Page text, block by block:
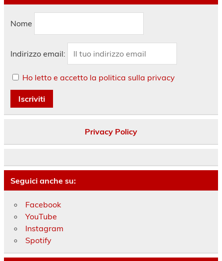
Nome
Indirizzo email:
Ho letto e accetto la politica sulla privacy
Privacy Policy
Seguici anche su:
Facebook
YouTube
Instagram
Spotify